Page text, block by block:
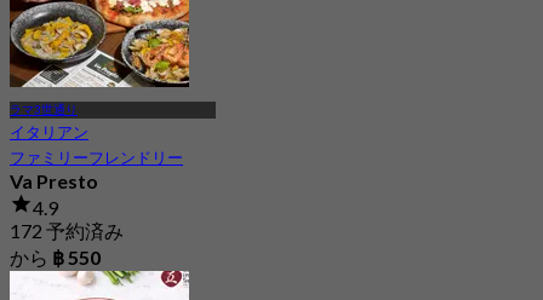
ラマ3世通り
イタリアン
ファミリーフレンドリー
Va Presto
4.9
172 予約済み
から ฿ 550